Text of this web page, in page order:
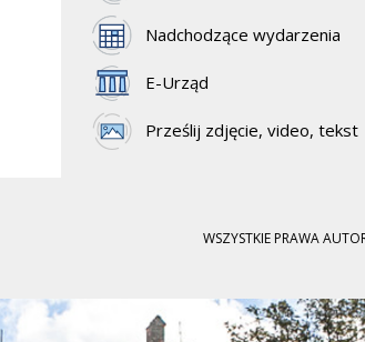
Nadchodzące wydarzenia
E-Urząd
Prześlij zdjęcie, video, tekst
WSZYSTKIE PRAWA